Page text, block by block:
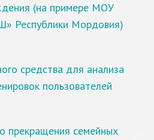
(на примере МОУ
Республики Мордовия)
средства для анализа
пользователей
прекращения семейных